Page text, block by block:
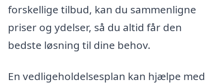
forskellige tilbud, kan du sammenligne
priser og ydelser, så du altid får den
bedste løsning til dine behov.
En vedligeholdelsesplan kan hjælpe med